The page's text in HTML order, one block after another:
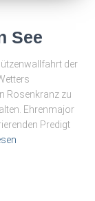
See
der
Rosenkranz zu
Ehrenmajor
Predigt